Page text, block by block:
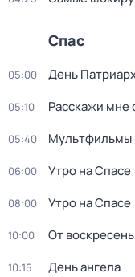
Спас
05:00 Дeнь
05:10 Расскажи мне
05:40 Мультфильмы
06:00 Утро на Спасе
08:00 Утро на Спасе
10:00 От
10:15 День ангела